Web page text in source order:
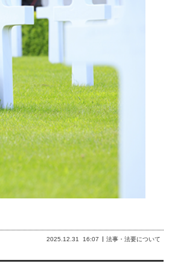
2025.12.31 16:07 法事・法要について